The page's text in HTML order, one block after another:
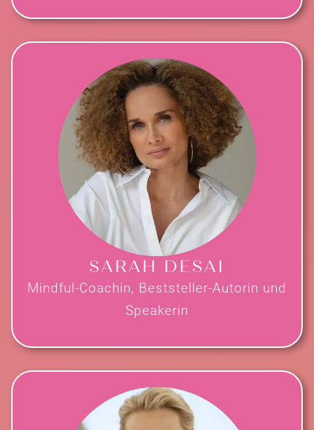
SARAH DESAI
Mindful-Coachin, Beststeller-Autorin und
Speakerin